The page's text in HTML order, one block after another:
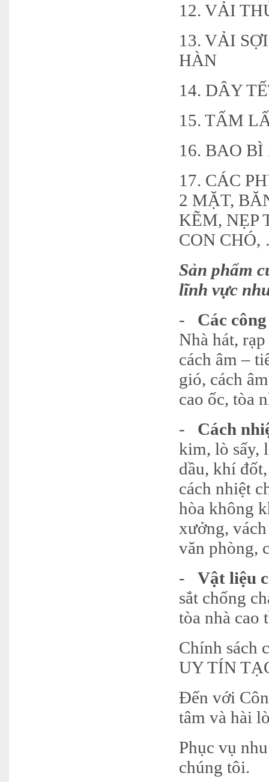
12. VẢI
13. VẢI
HÀN
14. DÂY
15. TẤM
16. BAO
17. CÁC
2 MẶT,
KẼM, NẸP
CON
Sản phẩm
lĩnh vực
-
Các
Nhà hát,
cách âm –
gió, cách
cao ốc, tòa
-
Cách
kim, lò sấy,
dầu, khí
cách nhiệt
hòa không
xưởng,
văn phòng,
-
Vật liệu
sắt chống
tòa nhà
Chính sách
UY TÍN
Đến với
tâm và hài
Phục vụ
chúng tôi.